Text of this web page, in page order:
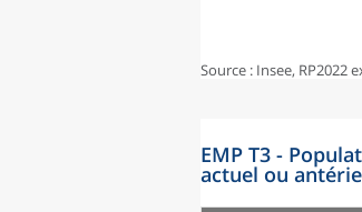
Source : Insee, RP2022
EMP T3 -
actuel ou